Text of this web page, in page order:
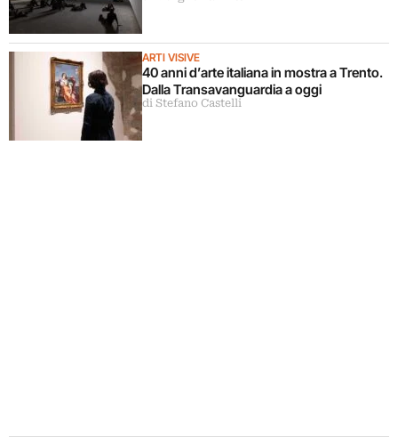
ARTI VISIVE
40 anni d’arte italiana in mostra a Trento.
Dalla Transavanguardia a oggi
di Stefano Castelli